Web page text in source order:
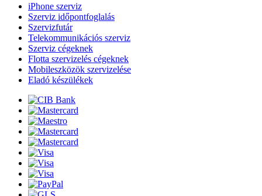
iPhone szerviz
Szerviz időpontfoglalás
Szervizfutár
Telekommunikációs szerviz
Szerviz cégeknek
Flotta szervizelés cégeknek
Mobileszközök szervizelése
Eladó készülékek